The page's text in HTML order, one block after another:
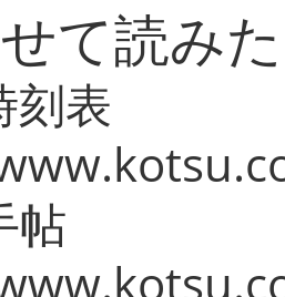
て読み
刻表
帖